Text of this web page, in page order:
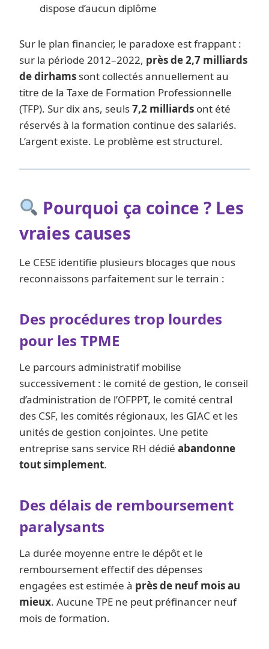
dispose d’aucun diplôme
Sur le plan financier, le paradoxe est frappant :
sur la période 2012–2022, près de 2,7 milliards
de dirhams sont collectés annuellement au
titre de la Taxe de Formation Professionnelle
(TFP). Sur dix ans, seuls7,2 milliards ont été
réservés à la formation continue des salariés.
L’argent existe. Le problème est structurel.
Pourquoi ça coince ? Les
vraies causes
Le CESE identifie plusieurs blocages que nous
reconnaissons parfaitement sur le terrain :
Des procédures trop lourdes
pour les TPME
Le parcours administratif mobilise
successivement : le comité de gestion, le conseil
d’administration de l’OFPPT, le comité central
des CSF, les comités régionaux, les GIAC et les
unités de gestion conjointes. Une petite
entreprise sans service RH dédié abandonne
tout simplement.
Des délais de remboursement
paralysants
La durée moyenne entre le dépôt et le
remboursement effectif des dépenses
engagées est estimée à près de neuf mois au
mieux. Aucune TPE ne peut préfinancer neuf
mois de formation.